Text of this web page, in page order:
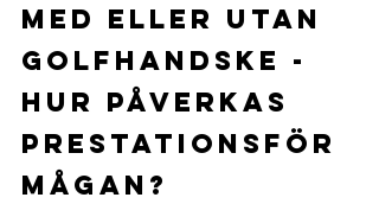
Med eller utan
golfhandske -
hur påverkas
prestationsför
mågan?